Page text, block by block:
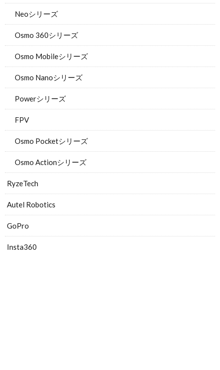
Neoシリーズ
Osmo 360シリーズ
Osmo Mobileシリーズ
Osmo Nanoシリーズ
Powerシリーズ
FPV
Osmo Pocketシリーズ
Osmo Actionシリーズ
RyzeTech
Autel Robotics
GoPro
Insta360